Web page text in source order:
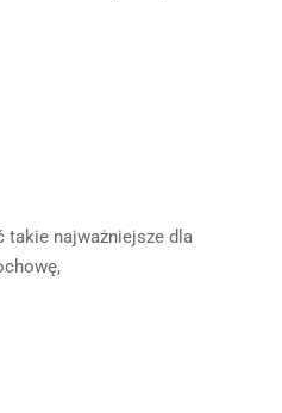
takie najważniejsze dla